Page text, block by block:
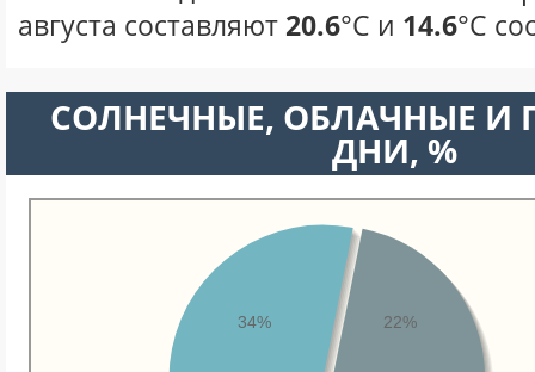
августа составляют 20.6°С и 14.6°С
CОЛНЕЧНЫЕ, ОБЛАЧНЫЕ И
ДНИ, %
34% 22%